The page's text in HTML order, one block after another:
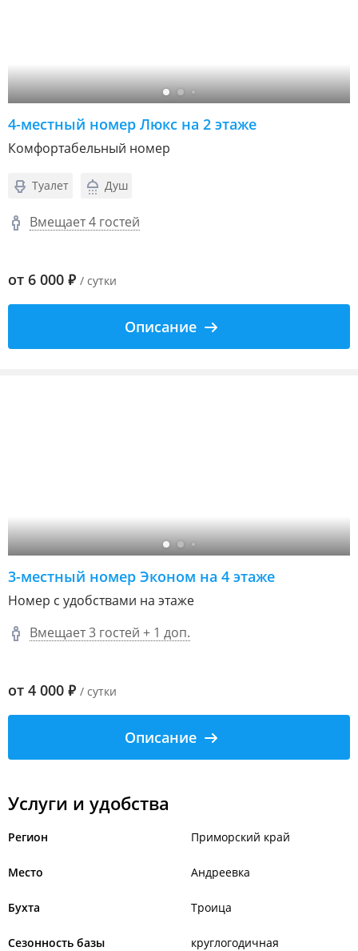
4-местный номер Люкс на 2 этаже
Комфортабельный номер
Туалет Душ
Вмещает 4 гостей
от 6 000 ₽ / сутки
Описание
3-местный номер Эконом на 4 этаже
Номер с удобствами на этаже
Вмещает 3 гостей + 1 доп.
от 4 000 ₽ / сутки
Описание
Услуги и удобства
Регион Приморский край
Место Андреевка
Бухта Троица
Сезонность базы круглогодичная